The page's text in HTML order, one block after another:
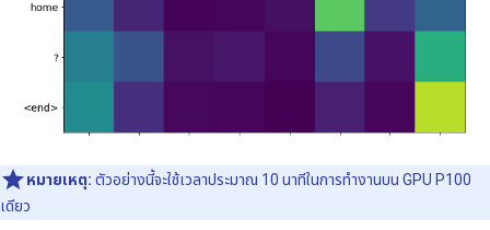
หมายเหตุ: ตัวอย่างนี้จะใช้เวลาประมาณ 10 นาทีในการทำงานบน GPU P100
เดียว